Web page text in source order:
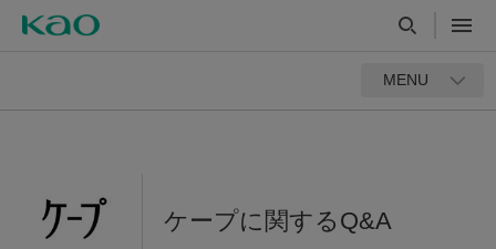
MENU
ケープに関するQ&A